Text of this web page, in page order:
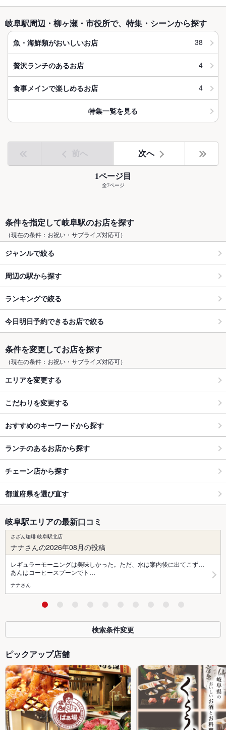
岐阜駅周辺・柳ヶ瀬・市役所で、特集・シーンから探す
魚・海鮮類がおいしいお店 38
贅沢ランチのあるお店 4
食事メインで楽しめるお店 4
特集一覧を見る
前へ 次へ
1ページ目
全7ページ
条件を指定して岐阜駅のお店を探す
（現在の条件：お祝い・サプライズ対応可）
ジャンルで絞る
周辺の駅から探す
ランキングで絞る
今日明日予約できるお店で絞る
条件を変更してお店を探す
（現在の条件：お祝い・サプライズ対応可）
エリアを変更する
こだわりを変更する
おすすめのキーワードから探す
ランチのあるお店から探す
チェーン店から探す
都道府県を選び直す
岐阜駅エリアの最新口コミ
さざん珈琲 岐阜駅北店
ナナさんの2026年08月の投稿
レギュラーモーニングは美味しかった。ただ、水は案内後に出てこず…
あんはコーヒースプーンでト…
ナナさん
検索条件変更
ピックアップ店舗